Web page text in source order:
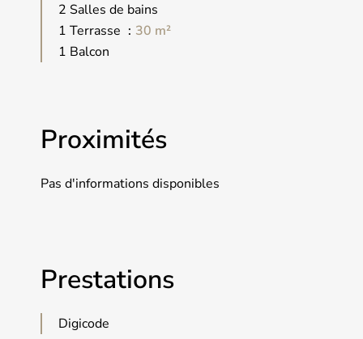
2 Salles de bains
1 Terrasse
30 m²
1 Balcon
Proximités
Pas d'informations disponibles
Prestations
Digicode